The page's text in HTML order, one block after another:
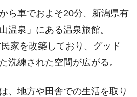
ら車でおよそ20分、新潟県有
温泉」にある温泉旅館。
家を改築しており、グッド
洗練された空間が広がる。
、地方や田舎での生活を取り